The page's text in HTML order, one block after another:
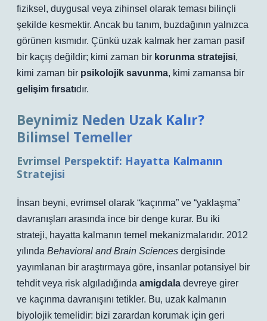
fiziksel, duygusal veya zihinsel olarak teması bilinçli
şekilde kesmektir. Ancak bu tanım, buzdağının yalnızca
görünen kısmıdır. Çünkü uzak kalmak her zaman pasif
bir kaçış değildir; kimi zaman bir korunma stratejisi,
kimi zaman bir psikolojik savunma, kimi zamansa bir
gelişim fırsatıdır.
Beynimiz Neden Uzak Kalır?
Bilimsel Temeller
Evrimsel Perspektif: Hayatta Kalmanın
Stratejisi
İnsan beyni, evrimsel olarak “kaçınma” ve “yaklaşma”
davranışları arasında ince bir denge kurar. Bu iki
strateji, hayatta kalmanın temel mekanizmalarıdır. 2012
yılında Behavioral and Brain Sciences dergisinde
yayımlanan bir araştırmaya göre, insanlar potansiyel bir
tehdit veya risk algıladığında amigdala devreye girer
ve kaçınma davranışını tetikler. Bu, uzak kalmanın
biyolojik temelidir: bizi zarardan korumak için geri